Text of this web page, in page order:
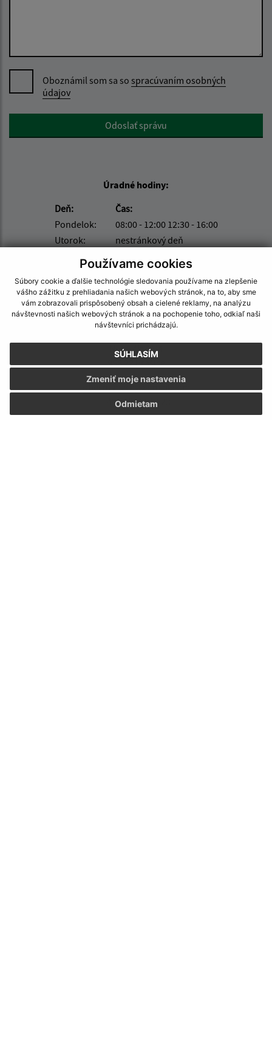
Používame cookies
Súbory cookie a ďalšie technológie sledovania používame na zlepšenie
vášho zážitku z prehliadania našich webových stránok, na to, aby sme
vám zobrazovali prispôsobený obsah a cielené reklamy, na analýzu
návštevnosti našich webových stránok a na pochopenie toho, odkiaľ naši
návštevníci prichádzajú.
SÚHLASÍM
Odmietam
Zmeniť moje nastavenia
Oboznámil som sa so spracúvaním osobných
údajov
Google reCaptcha ResponseOdoslať správu
Úradné hodiny:
Deň:
Čas:
Pondelok:
08:00 - 12:00 12:30 - 16:00
Utorok:
nestránkový deň
Streda:
08:00 - 12:00 12:30 - 16:00
Štvrtok:
08:00 - 12:00 12:30 - 16:00
Piatok:
nestránkový deň
Kontakt:
Nemečky 194
956 22 Prašice
obecnemecky@gmail.com
+421 385 391 623